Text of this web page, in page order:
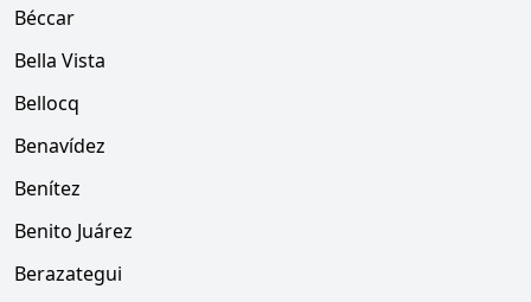
Béccar
Bella Vista
Bellocq
Benavídez
Benítez
Benito Juárez
Berazategui